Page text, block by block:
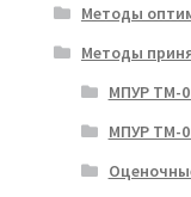
Методы
Методы
МПУР ТМ-
МПУР ТМ-